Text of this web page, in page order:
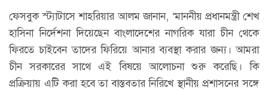
ফেসবুক স্ট্যাটাসে শাহরিয়ার আলম জানান, ‘মাননীয় প্রধানমন্ত্রী শেখ
হাসিনা নির্দেশনা দিয়েছেন বাংলাদেশের নাগরিক যারা চীন থেকে
ফিরতে চাইবেন তাদের ফিরিয়ে আনার ব্যবস্থা করার জন্য। আমরা
চীন সরকারের সাথে এই বিষয়ে আলোচনা শুরু করেছি। কি
প্রক্রিয়ায় এটি করা হবে তা বাস্তবতার নিরিখে স্থানীয় প্রশাসনের সঙ্গে